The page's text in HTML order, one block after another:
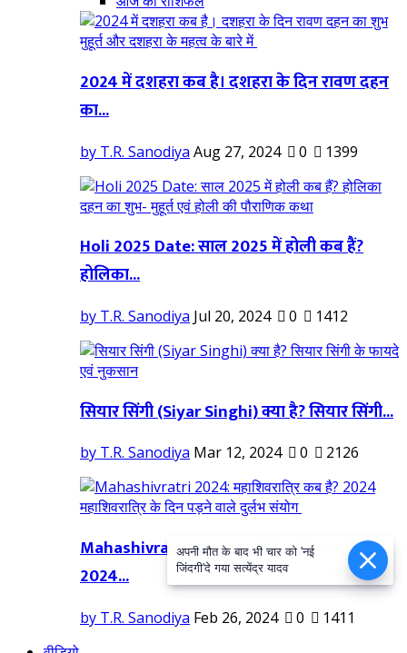
2024 में दशहरा कब है। दशहरा के दिन रावण दहन
का...
by T.R. Sanodiya Aug 27, 2024 0 1399
Holi 2025 Date: साल 2025 में होली कब हैं?
होलिका...
by T.R. Sanodiya Jul 20, 2024 0 1412
सियार सिंगी (Siyar Singhi) क्या है? सियार सिंगी...
by T.R. Sanodiya Mar 12, 2024 0 2126
Mahashivratri 2024: महाशिवरात्रि कब है?
2024...
by T.R. Sanodiya Feb 26, 2024 0
1411
अपनी मौत के बाद भी चार को 'नई
जिंदगी'दे गया सत्येंद्र यादव